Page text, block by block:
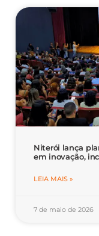
Niterói lança
em inovação,
LEIA MAIS »
7 de maio de 2026